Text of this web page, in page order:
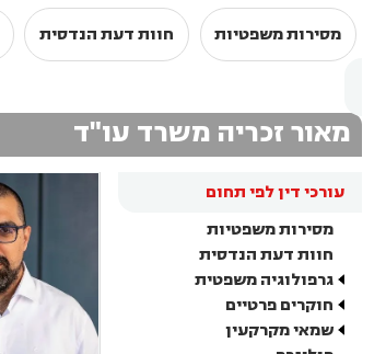
מסירות משפטיות חוות דעת הנדסית
מאור זכריה משרד עו"ד
עורכי דין לפי תחום
מסירות משפטיות
חוות דעת הנדסית
גרפולוגיה משפטית
חוקרים פרטיים
שמאי מקרקעין